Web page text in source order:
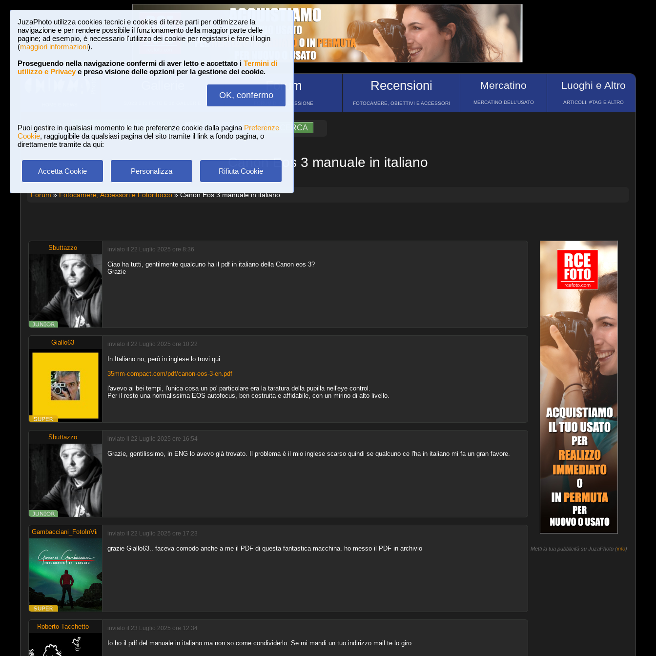
JuzaPhoto utilizza cookies tecnici e cookies di terze parti per ottimizzare la
navigazione e per rendere possibile il funzionamento della maggior parte delle
pagine; ad esempio, è necessario l'utilizzo dei cookie per registarsi e fare il login
(maggiori informazioni).
Proseguendo nella navigazione confermi di aver letto e accettato i Termini di
utilizzo e Privacye preso visione delle opzioni per la gestione dei cookie.
OK, confermo
Puoi gestire in qualsiasi momento le tue preferenze cookie dalla pagina Preferenze
Cookie, raggiugibile da qualsiasi pagina del sito tramite il link a fondo pagina, o
direttamente tramite da qui:
Accetta Cookie Personalizza Rifiuta Cookie
Forum
FORUM DI DISCUSSIONE
Recensioni
FOTOCAMERE, OBIETTIVI E ACCESSORI
Mercatino
MERCATINO DELL'USATO
Luoghi e Altro
ARTICOLI, #TAG E ALTRO
Login Iscriviti a JuzaPhoto! A A ?AIUTO RICERCA
Canon Eos 3 manuale in italiano
Forum»Fotocamere, Accessori e Fotoritocco» Canon Eos 3 manuale in italiano
Sbuttazzo inviato il 22 Luglio 2025 ore 8:36
Ciao ha tutti, gentilmente qualcuno ha il pdf in italiano della Canon eos 3?
Grazie
Giallo63 inviato il 22 Luglio 2025 ore 10:22
In Italiano no, però in inglese lo trovi qui
35mm-compact.com/pdf/canon-eos-3-en.pdf
l'avevo ai bei tempi, l'unica cosa un po' particolare era la taratura della pupilla nell'eye control.
Per il resto una normalissima EOS autofocus, ben costruita e affidabile, con un mirino di alto livello.
Sbuttazzo inviato il 22 Luglio 2025 ore 16:54
Grazie, gentilissimo, in ENG lo avevo già trovato. Il problema è il mio inglese scarso quindi se qualcuno ce l'ha in italiano mi fa un gran favore.
Gambacciani_FotoInViaggioinviato il 22 Luglio 2025 ore 17:23
grazie Giallo63.. faceva comodo anche a me il PDF di questa fantastica macchina. ho messo il PDF in archivio
Roberto Tacchetto inviato il 23 Luglio 2025 ore 12:34
Io ho il pdf del manuale in italiano ma non so come condividerlo. Se mi mandi un tuo indirizzo mail te lo giro.
Metti la tua pubblicità su JuzaPhoto (info)